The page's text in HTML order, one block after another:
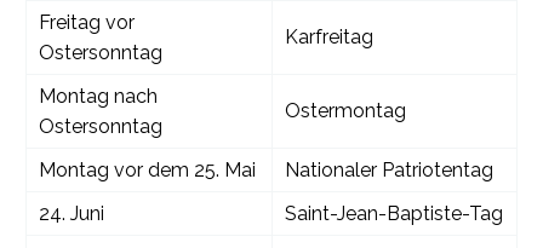
Freitag vor
Ostersonntag
Karfreitag
Montag nach
Ostersonntag
Ostermontag
Montag vor dem 25. Mai
Nationaler Patriotentag
24. Juni
Saint-Jean-Baptiste-Tag